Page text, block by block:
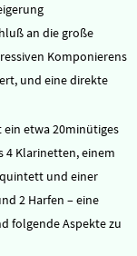
an die große
Komponierens
und eine direkte
ein etwa 20minütiges
4 Klarinetten, einem
und einer
2 Harfen – eine
folgende Aspekte zu